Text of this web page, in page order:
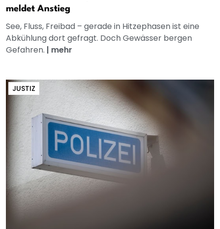
meldet Anstieg
See, Fluss, Freibad – gerade in Hitzephasen ist eine
Abkühlung dort gefragt. Doch Gewässer bergen
Gefahren. | mehr
JUSTIZ